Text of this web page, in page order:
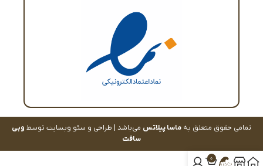
تمامی حقوق متعلق به ماسا پیلاتس می‌باشد | طراحی و سئو وبسایت توسط وبی
سافت
0